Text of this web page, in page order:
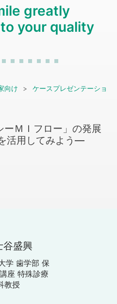
greatly
your quality
向け
ケースプレゼンテーショ
ＭＩフロー」の発展
活用してみよう―
谷盛興
学 歯学部 保
座 特殊診療
教授